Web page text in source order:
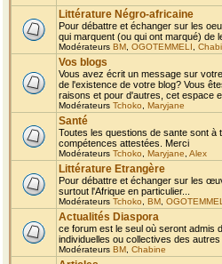
Littérature Négro-africaine
Pour débattre et échanger sur les
qui marquent (ou qui ont marqué) de
Modérateurs BM OGOTEMMELI
Vos blogs
Vous avez écrit un message sur
de l'existence de votre blog? Vous
raisons et pour d'autres, cet espace
Modérateurs Tchoko Maryjane
Santé
Toutes les questions de sante sont
compétences attestées. Merci
Modérateurs Tchoko Maryjane Alex
Littérature Etrangère
Pour débattre et échanger sur les
surtout l'Afrique en particulier...
Modérateurs Tchoko BM
Actualités Diaspora
ce forum est le seul où seront admis
individuelles ou collectives des
Modérateurs BM Chabine